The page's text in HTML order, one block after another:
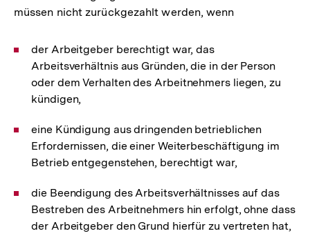
müssen nicht zurückgezahlt werden, wenn
der Arbeitgeber berechtigt war, das
Arbeitsverhältnis aus Gründen, die in der Person
oder dem Verhalten des Arbeitnehmers liegen, zu
kündigen,
eine Kündigung aus dringenden betrieblichen
Erfordernissen, die einer Weiterbeschäftigung im
Betrieb entgegenstehen, berechtigt war,
die Beendigung des Arbeitsverhältnisses auf das
Bestreben des Arbeitnehmers hin erfolgt, ohne dass
der Arbeitgeber den Grund hierfür zu vertreten hat,